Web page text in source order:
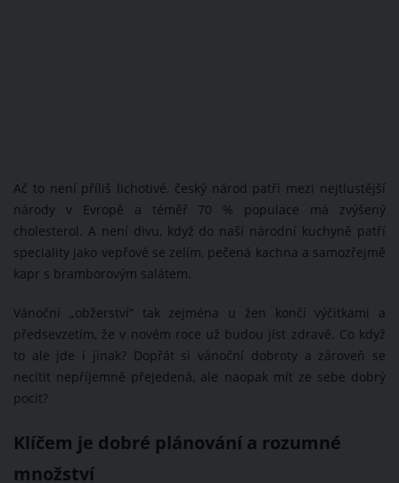
Ač to není příliš lichotivé, český národ patří mezi nejtlustější
národy v Evropě a téměř 70 % populace má zvýšený
cholesterol. A není divu, když do naší národní kuchyně patří
speciality jako vepřové se zelím, pečená kachna a samozřejmě
kapr s bramborovým salátem.
Vánoční „obžerství“ tak zejména u žen končí výčitkami a
předsevzetím, že v novém roce už budou jíst zdravě. Co když
to ale jde i jinak? Dopřát si vánoční dobroty a zároveň se
necítit nepříjemně přejedená, ale naopak mít ze sebe dobrý
pocit?
Klíčem je dobré plánování a rozumné
množství